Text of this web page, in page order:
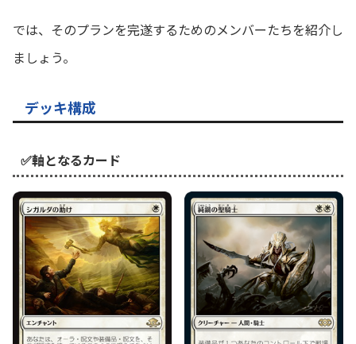
では、そのプランを完遂するためのメンバーたちを紹介し
ましょう。
デッキ構成
✅軸となるカード